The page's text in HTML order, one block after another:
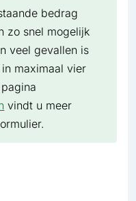
bedrag
zo snel mogelijk
veel gevallen is
maximaal vier
vindt u meer